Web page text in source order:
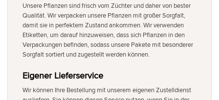
Unsere Pflanzen sind frisch vom Züchter und daher von bester
Qualität. Wir verpacken unsere Pflanzen mit großer Sorgfalt,
damit sie in perfektem Zustand ankommen. Wir verwenden
Etiketten, um darauf hinzuweisen, dass sich Pflanzen in den
Verpackungen befinden, sodass unsere Pakete mit besonderer
Sorgfalt sortiert und zugestellt werden können.
Eigener Lieferservice
Wir können Ihre Bestellung mit unserem eigenen Zustelldienst